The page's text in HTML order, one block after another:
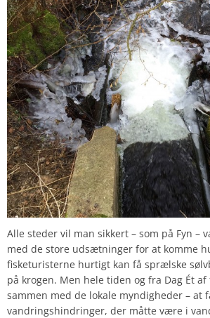
Alle steder vil man sikkert – som på Fyn –
med de store udsætninger for at komme
fisketuristerne hurtigt kan få sprælske
på krogen. Men hele tiden og fra Dag Ét
sammen med de lokale myndigheder – at
vandringshindringer, der måtte være i